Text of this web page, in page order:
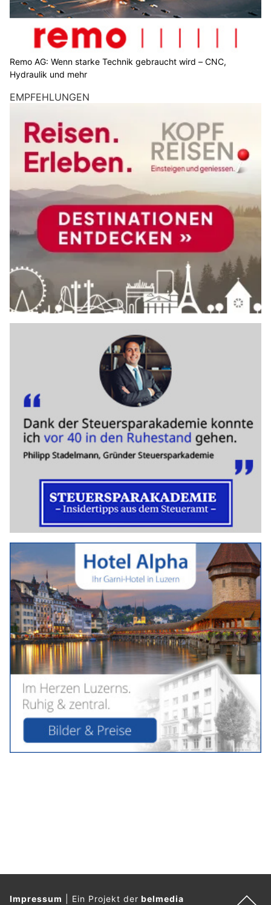
Remo AG: Wenn starke Technik gebraucht wird – CNC,
Hydraulik und mehr
EMPFEHLUNGEN
Impressum Ein Projekt derbelmedia